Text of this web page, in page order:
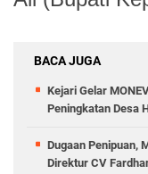
BACA JUGA
Kejari Gelar
Peningkatan Desa
Dugaan Penipuan,
Direktur CV